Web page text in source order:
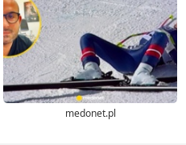
medonet.pl